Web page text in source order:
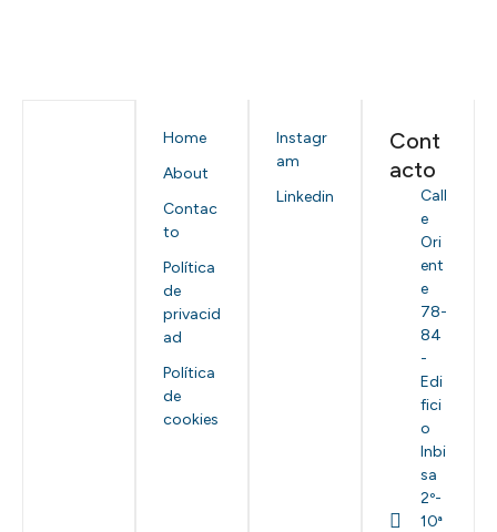
Home
About
Contac
to
Política
de
privacid
ad
Política
de
cookies
Instagr
am
Linkedin
Cont
acto
Call
e
Ori
ent
e
78-
84
-
Edi
fici
o
Inbi
sa
2º-
10ª